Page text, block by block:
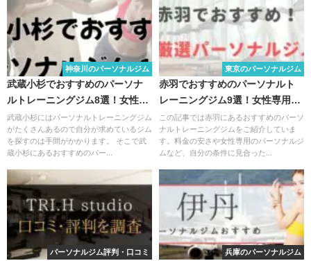
神奈川のパーソナルジム
武蔵小杉でおすすめのパーソナ
ルトレーニングジム8選！女性専
用や安いジムをピックアップ
武蔵小杉にはパーソナルトレーニングジム
がたくさんあるので自分が求めているジム
を探すのは手間がかかります。 そこで武
蔵小杉にあるおすすめのパー...
東京のパーソナルジム
赤羽でおすすめのパーソナルト
レーニングジム9選！女性専用や
安いジムをピックアップ
この記事では赤羽にあるおすすめのパーソ
ナルトレーニングジムをご紹介していま
す。料金の安さや女性専用のパーソナルジ
ムなど、自分の条件に見合った...
パーソナルジム評判・口コミ 兵庫のパーソナルジム